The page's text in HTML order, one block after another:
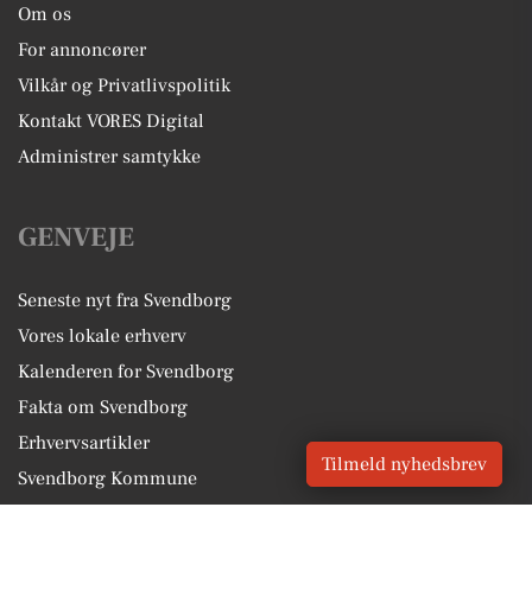
Om os
For annoncører
Vilkår og Privatlivspolitik
Kontakt VORES Digital
Administrer samtykke
GENVEJE
Seneste nyt fra Svendborg
Vores lokale erhverv
Kalenderen for Svendborg
Fakta om Svendborg
Erhvervsartikler
Svendborg Kommune
Tilmeld nyhedsbrev